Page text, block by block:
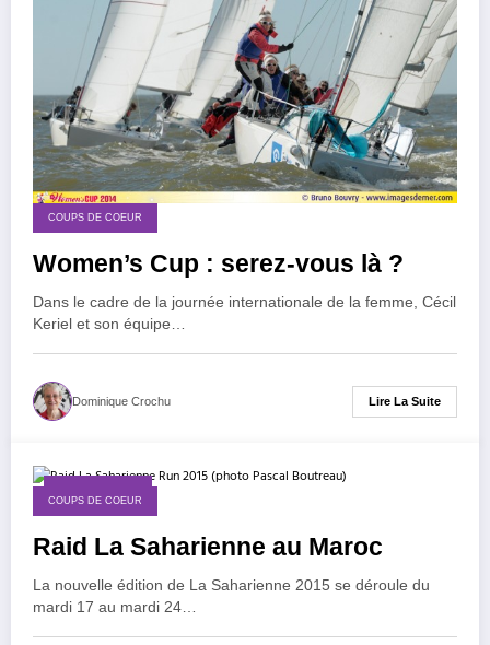
COUPS DE COEUR
Women’s Cup : serez-vous là ?
Dans le cadre de la journée internationale de la femme, Cécil
Keriel et son équipe…
Dominique Crochu Lire La Suite
23 février 2015
COUPS DE COEUR
Raid La Saharienne au Maroc
La nouvelle édition de La Saharienne 2015 se déroule du
mardi 17 au mardi 24…